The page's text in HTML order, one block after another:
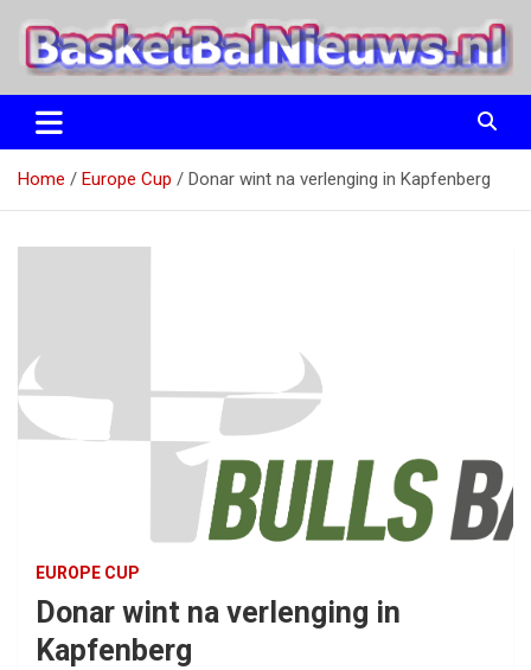
naar
BasketBalNieuws.nl
Etten
Home Europe Cup Donar wint na verlenging in Kapfenberg
EUROPE CUP
Donar wint na verlenging in
Kapfenberg